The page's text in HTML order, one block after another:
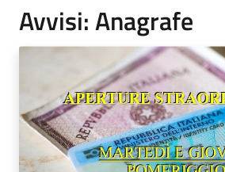
Avvisi: Anagrafe